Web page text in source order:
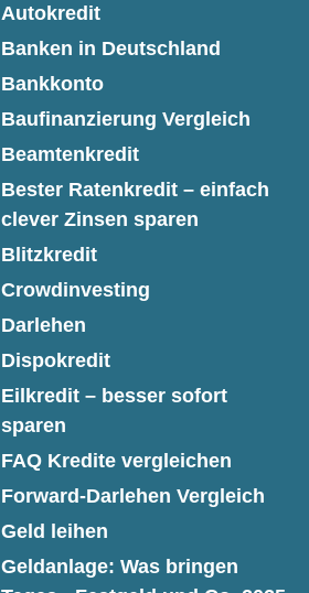
Autokredit
Banken in Deutschland
Bankkonto
Baufinanzierung Vergleich
Beamtenkredit
Bester Ratenkredit – einfach
clever Zinsen sparen
Blitzkredit
Crowdinvesting
Darlehen
Dispokredit
Eilkredit – besser sofort
sparen
FAQ Kredite vergleichen
Forward-Darlehen Vergleich
Geld leihen
Geldanlage: Was bringen